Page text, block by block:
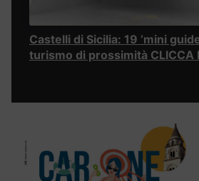
Castelli di Sicilia: 19 ‘mini
turismo di prossimità CLICCA